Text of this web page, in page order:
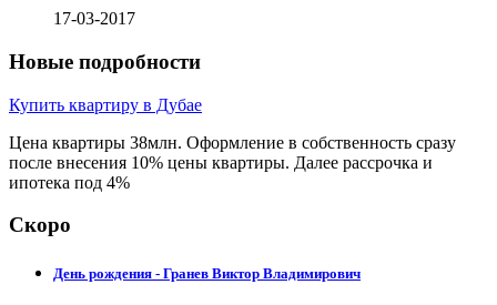
17-03-2017
Новые подробности
Купить квартиру в Дубае
Цена квартиры 38млн. Оформление в собственность сразу
после внесения 10% цены квартиры. Далее рассрочка и
ипотека под 4%
Скоро
День рождения - Гранев Виктор Владимирович